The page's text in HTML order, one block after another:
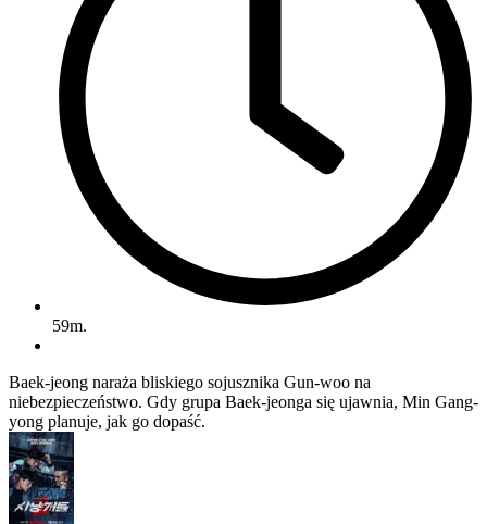
59m.
Baek-jeong naraża bliskiego sojusznika Gun-woo na
niebezpieczeństwo. Gdy grupa Baek-jeonga się ujawnia, Min Gang-
yong planuje, jak go dopaść.